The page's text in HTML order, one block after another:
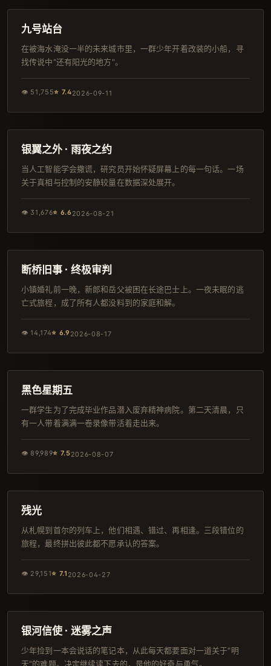
韩剧
九号站台
在被海水淹没一半的未来城市里，一群少年开着改装的小船，寻
找传说中"还有阳光的地方"。
👁 51,755⭐ 7.42026-09-11
韩剧
银翼之外 · 雨夜之约
当人工智能学会撒谎，研究员开始怀疑屏幕上的每一句话。一场
关于真相与控制的安静较量在数据深处展开。
👁 31,676⭐ 6.6 2026-08-21
独播
断桥旧事 · 终极审判
小镇婚礼前一晚，新郎和岳父被困在长途巴士上。一夜未眠的逃
亡式旅程，成了所有人都没料到的家庭和解。
👁14,174⭐ 6.9 2026-08-17
导演剪辑版
黑色星期五
一群学生为了完成毕业作品潜入废弃精神病院。第二天清晨，只
有一人带着满满一卷录像带活着走出来。
👁 89,989⭐ 7.52026-08-07
韩剧
残光
从札幌到首尔的列车上，他们相遇、错过、再相逢。三段错位的
旅程，最终拼出彼此都不愿承认的答案。
👁 29,151⭐ 7.1 2026-04-27
4K
银河信使 · 迷雾之声
少年捡到一本会说话的笔记本，从此每天都要面对一道关于"明
天"的难题。决定继续读下去的，是他的好奇与勇气。